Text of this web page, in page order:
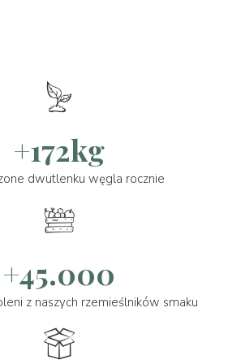
+172kg
dwutlenku węgla rocznie
+45.000
z naszych rzemieślników smaku